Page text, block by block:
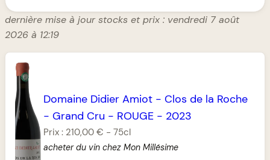
dernière mise à jour stocks et prix : vendredi 7 août
2026 à 12:19
Domaine Didier Amiot- Clos de la Roche
- Grand Cru - ROUGE- 2023
Prix : 210,00 € - 75cl
acheter du vin chez Mon Millésime